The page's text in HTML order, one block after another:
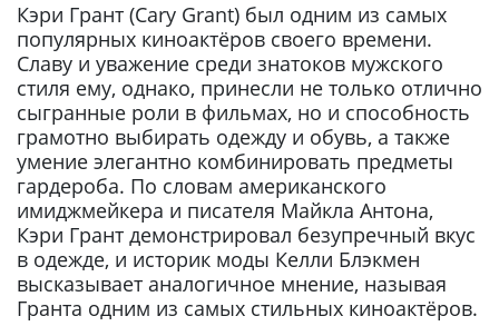
Кэри Грант (Cary Grant) был одним из самых
популярных киноактёров своего времени.
Славу и уважение среди знатоков мужского
стиля ему, однако, принесли не только отлично
сыгранные роли в фильмах, но и способность
грамотно выбирать одежду и обувь, а также
умение элегантно комбинировать предметы
гардероба. По словам американского
имиджмейкера и писателя Майкла Антона,
Кэри Грант демонстрировал безупречный вкус
в одежде, и историк моды Келли Блэкмен
высказывает аналогичное мнение, называя
Гранта одним из самых стильных киноактёров.